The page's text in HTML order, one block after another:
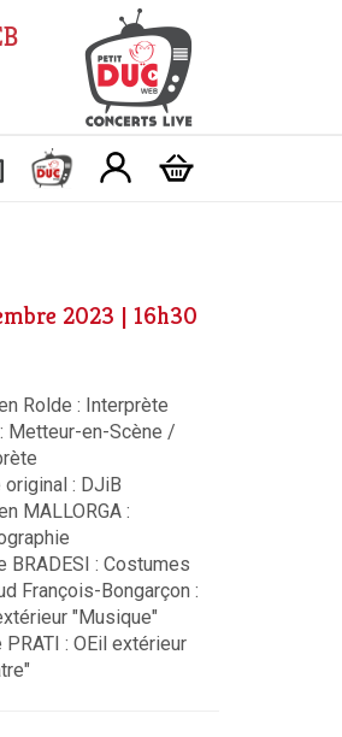
2023 | 16h30
Rolde : Interprète
Metteur-en-Scène /
original : DJiB
MALLORGA :
BRADESI : Costumes
François-Bongarçon :
"Musique"
PRATI : OEil extérieur